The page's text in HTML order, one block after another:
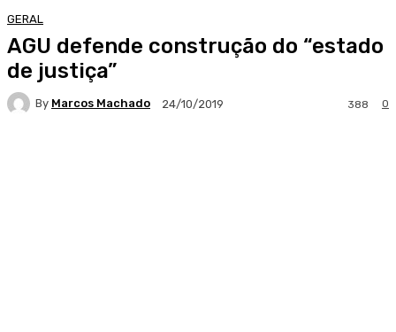
GERAL
AGU defende construção do “estado
de justiça”
By Marcos Machado 24/10/2019 0
388